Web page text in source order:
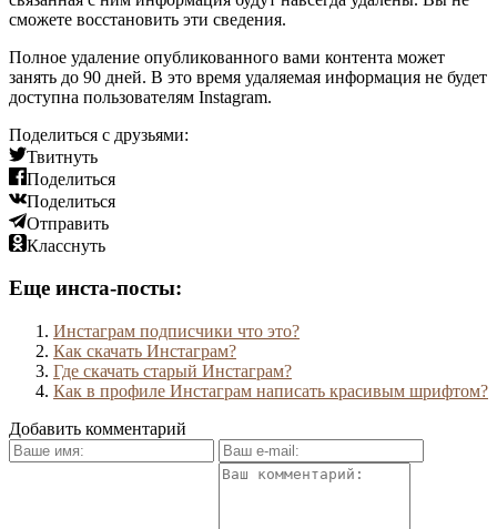
сможете восстановить эти сведения.
Полное удаление опубликованного вами контента может
занять до 90 дней. В это время удаляемая информация не будет
доступна пользователям Instagram.
Поделиться с друзьями:
Твитнуть
Поделиться
Поделиться
Отправить
Класснуть
Еще инста-посты:
Инстаграм подписчики что это?
Как скачать Инстаграм?
Где скачать старый Инстаграм?
Как в профиле Инстаграм написать красивым шрифтом?
Добавить комментарий